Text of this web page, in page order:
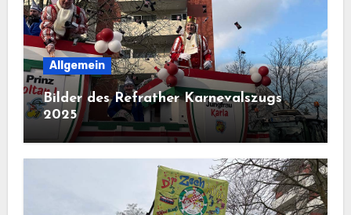
Allgemein
Bilder des Refrather Karnevalszugs
2025